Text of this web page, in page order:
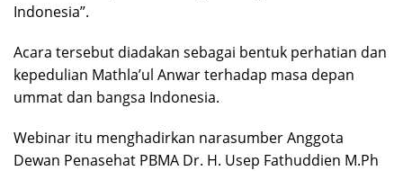
Indonesia”.
Acara tersebut diadakan sebagai bentuk perhatian dan
kepedulian Mathla’ul Anwar terhadap masa depan
ummat dan bangsa Indonesia.
Webinar itu menghadirkan narasumber Anggota
Dewan Penasehat PBMA Dr. H. Usep Fathuddien M.Ph